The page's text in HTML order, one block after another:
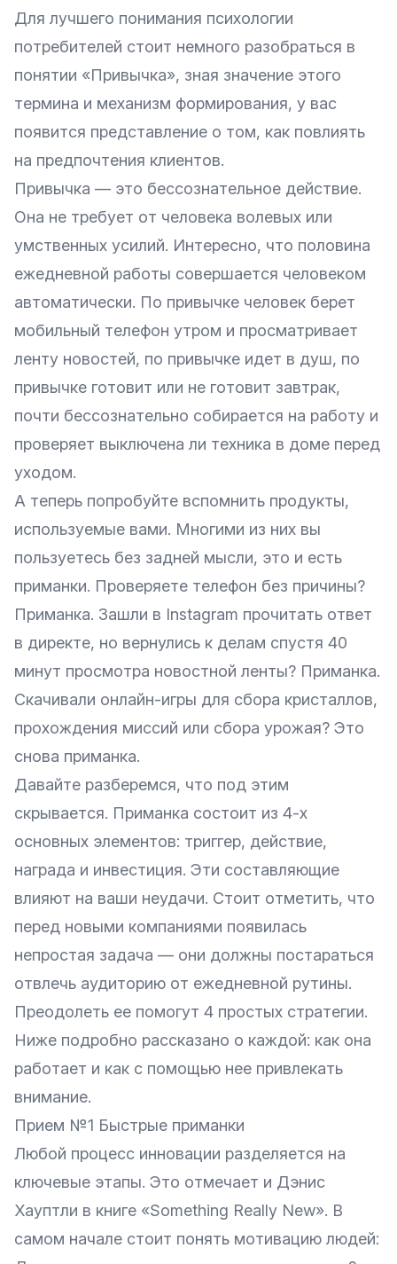
Для лучшего понимания психологии
потребителей стоит немного разобраться в
понятии «Привычка», зная значение этого
термина и механизм формирования, у вас
появится представление о том, как повлиять
на предпочтения клиентов.
Привычка — это бессознательное действие.
Она не требует от человека волевых или
умственных усилий. Интересно, что половина
ежедневной работы совершается человеком
автоматически. По привычке человек берет
мобильный телефон утром и просматривает
ленту новостей, по привычке идет в душ, по
привычке готовит или не готовит завтрак,
почти бессознательно собирается на работу и
проверяет выключена ли техника в доме перед
уходом.
А теперь попробуйте вспомнить продукты,
используемые вами. Многими из них вы
пользуетесь без задней мысли, это и есть
приманки. Проверяете телефон без причины?
Приманка. Зашли в Instagram прочитать ответ
в директе, но вернулись к делам спустя 40
минут просмотра новостной ленты? Приманка.
Скачивали онлайн-игры для сбора кристаллов,
прохождения миссий или сбора урожая? Это
снова приманка.
Давайте разберемся, что под этим
скрывается. Приманка состоит из 4-х
основных элементов: триггер, действие,
награда и инвестиция. Эти составляющие
влияют на ваши неудачи. Стоит отметить, что
перед новыми компаниями появилась
непростая задача — они должны постараться
отвлечь аудиторию от ежедневной рутины.
Преодолеть ее помогут 4 простых стратегии.
Ниже подробно рассказано о каждой: как она
работает и как с помощью нее привлекать
внимание.
Прием №1 Быстрые приманки
Любой процесс инновации разделяется на
ключевые этапы. Это отмечает и Дэнис
Хауптли в книге «Something Really New». В
самом начале стоит понять мотивацию людей: